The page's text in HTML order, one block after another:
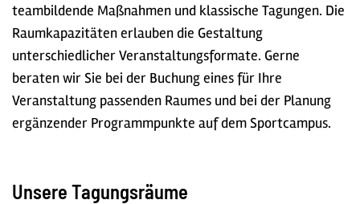
teambildende Maßnahmen und klassische Tagungen. Die
Raumkapazitäten erlauben die Gestaltung
unterschiedlicher Veranstaltungsformate. Gerne
beraten wir Sie bei der Buchung eines für Ihre
Veranstaltung passenden Raumes und bei der Planung
ergänzender Programmpunkte auf dem Sportcampus.
Unsere Tagungsräume